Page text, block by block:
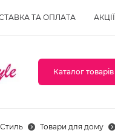
ТА ОПЛАТА АКЦІЇ
Каталог товарів
Товари для дому